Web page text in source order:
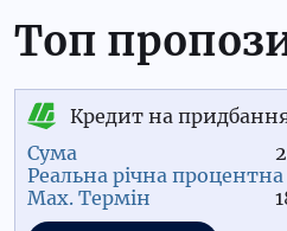
Топ
Кредит на